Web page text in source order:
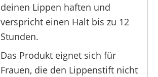
deinen Lippen haften und
verspricht einen Halt bis zu 12
Stunden.
Das Produkt eignet sich für
Frauen, die den Lippenstift nicht